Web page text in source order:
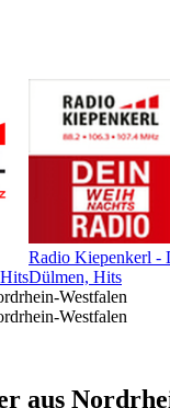
Radio Kiepenkerl -
Dülmen, Hits
Westfalen
Westfalen
aus